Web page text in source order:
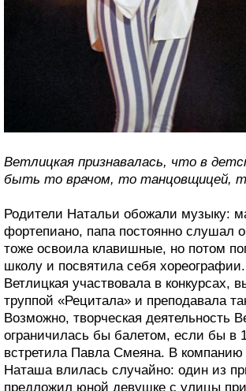
Ветлицкая признавалась, что в
быть то врачом, то танцовщицей,
Родители Натальи обожали музыку:
фортепиано, папа постоянно слушал
тоже освоила клавишные, но потом
школу и посвятила себя
Ветлицкая участвовала в конкурсах,
труппой «Рецитала» и преподавала
Возможно, творческая деятельность
ограничилась бы балетом, если бы в
встретила Павла Смеяна. В компанию
Наташа влилась случайно: один из
предложил юной девушке с улицы